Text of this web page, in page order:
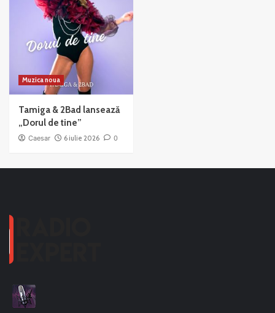
Muzica noua
Tamiga & 2Bad lansează
„Dorul de tine”
Caesar 6 iulie 2026 0